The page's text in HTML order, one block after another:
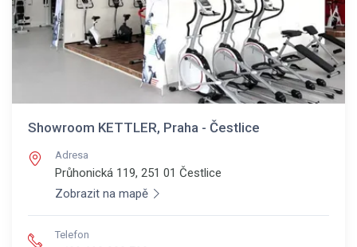
Showroom KETTLER, Praha - Čestlice
Adresa
Průhonická 119, 251 01 Čestlice
Zobrazit na mapě
Telefon